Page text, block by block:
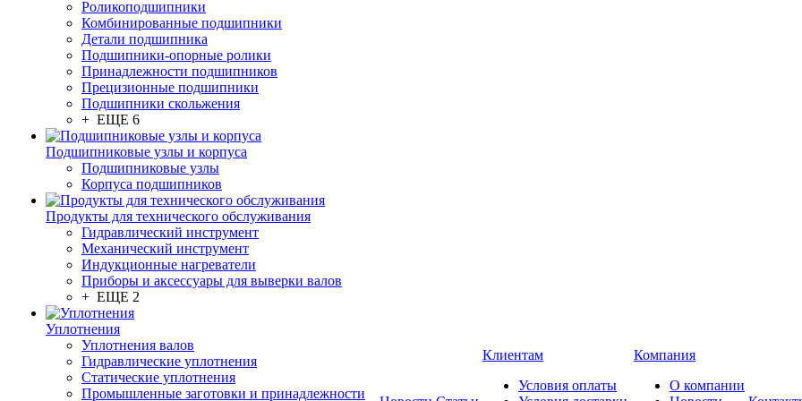
Роликоподшипники
Комбинированные подшипники
Детали подшипника
Подшипники-опорные ролики
Принадлежности подшипников
Прецизионные подшипники
Подшипники скольжения
+ ЕЩЕ 6
Подшипниковые узлы и корпуса
Подшипниковые узлы
Корпуса подшипников
Продукты для технического обслуживания
Гидравлический инструмент
Механический инструмент
Индукционные нагреватели
Приборы и аксессуары для выверки валов
+ ЕЩЕ 2
Уплотнения
Уплотнения валов
Гидравлические уплотнения
Статические уплотнения
Промышленные заготовки и принадлежности
Клиентам
Условия оплаты
Компания
О компании